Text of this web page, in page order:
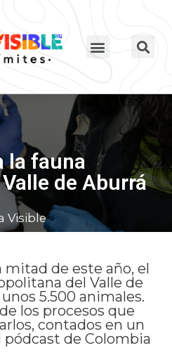
la fauna
de Aburrá
Visible
de este año, el
del Valle de
5.500 animales.
los procesos que
contados en un
de Colombia